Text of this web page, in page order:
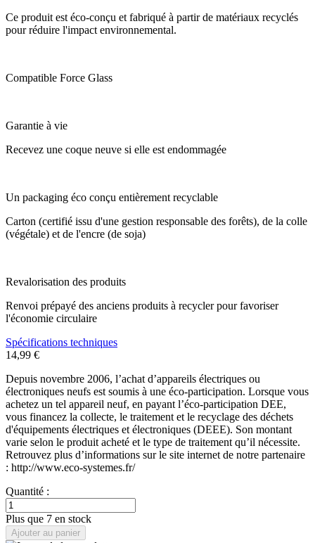
Ce produit est éco-conçu et fabriqué à partir de matériaux recyclés
pour réduire l'impact environnemental.
Compatible Force Glass
Garantie à vie
Recevez une coque neuve si elle est endommagée
Un packaging éco conçu entièrement recyclable
Carton (certifié issu d'une gestion responsable des forêts), de la colle
(végétale) et de l'encre (de soja)
Revalorisation des produits
Renvoi prépayé des anciens produits à recycler pour favoriser
l'économie circulaire
Spécifications techniques
14,99 €
Depuis novembre 2006, l’achat d’appareils électriques ou
électroniques neufs est soumis à une éco-participation. Lorsque vous
achetez un tel appareil neuf, en payant l’éco-participation DEE,
vous financez la collecte, le traitement et le recyclage des déchets
d'équipements électriques et électroniques (DEEE). Son montant
varie selon le produit acheté et le type de traitement qu’il nécessite.
Retrouvez plus d’informations sur le site internet de notre partenaire
: http://www.eco-systemes.fr/
Quantité :
Plus que 7 en stock
Ajouter au panier